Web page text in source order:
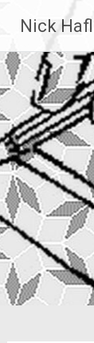
Inhalt
springen
Nick